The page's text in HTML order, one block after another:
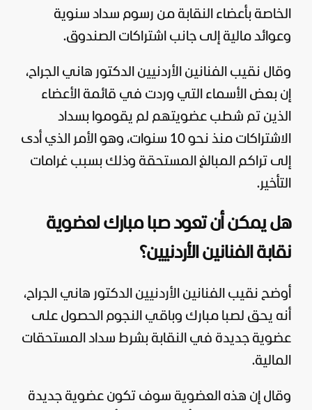
الخاصة بأعضاء النقابة من رسوم سداد سنوية
وعوائد مالية إلى جانب اشتراكات الصندوق.
وقال نقيب الفنانين الأردنيين الدكتور هاني الجراح،
إن بعض الأسماء التي وردت في قائمة الأعضاء
الذين تم شطب عضويتهم لم يقوموا بسداد
الاشتراكات منذ نحو 10 سنوات، وهو الأمر الذي أدى
إلى تراكم المبالغ المستحقة وذلك بسبب غرامات
التأخير.
هل يمكن أن تعود صبا مبارك لعضوية
نقابة الفنانين الأردنيين؟
أوضح نقيب الفنانين الأردنيين الدكتور هاني الجراح،
أنه يحق لصبا مبارك وباقي النجوم الحصول على
عضوية جديدة في النقابة بشرط سداد المستحقات
المالية.
وقال إن هذه العضوية سوف تكون عضوية جديدة